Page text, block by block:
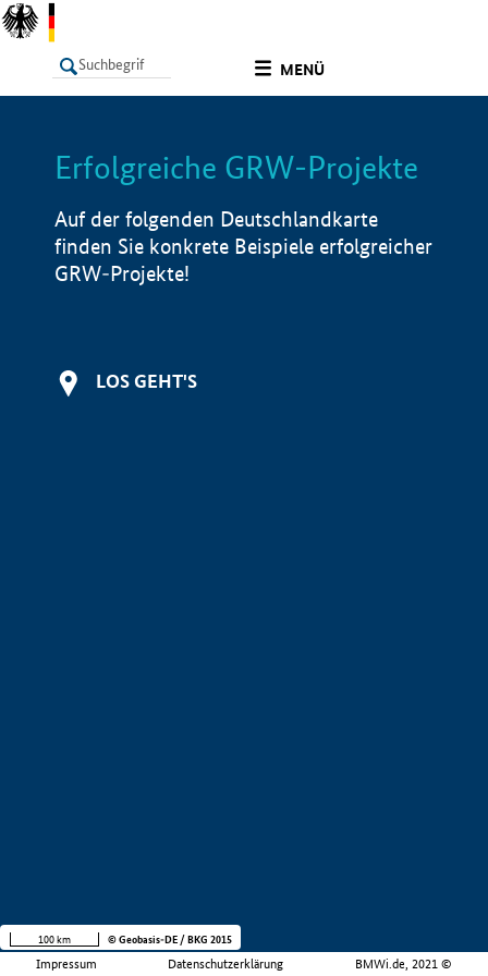
MENÜ
LISTE Info
Erfolgreiche GRW-Projekte
Auf der folgenden Deutschlandkarte
finden Sie konkrete Beispiele erfolgreicher
GRW-Projekte!
LOS GEHT'S
Impressum Datenschutzerklärung BMWi.de, 2021 ©
100 km © Geobasis-DE / BKG 2015